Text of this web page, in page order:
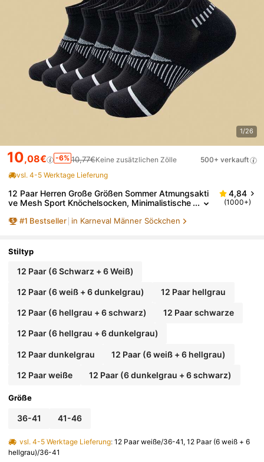
1/26
10,08€ -6% 10,77€Keine zusätzlichen Zölle
500+ verkauft
vsl. 4-5 Werktage Lieferung
12 Paar Herren Große Größen Sommer Atmungsakti
ve Mesh Sport Knöchelsocken, Minimalistische
mfort
4,84
(1000+)
#1 Bestseller in Karneval Männer Söckchen
Stiltyp
12 Paar (6 Schwarz + 6 Weiß)
12 Paar (6 weiß + 6 dunkelgrau) 12 Paar hellgrau
12 Paar (6 hellgrau + 6 schwarz) 12 Paar schwarze
12 Paar (6 hellgrau + 6 dunkelgrau)
12 Paar dunkelgrau 12 Paar (6 weiß + 6 hellgrau)
12 Paar weiße 12 Paar (6 dunkelgrau + 6 schwarz)
Größe
36-41 41-46
vsl. 4-5 Werktage Lieferung:12 Paar weiße/36-41, 12 Paar (6 weiß + 6
hellgrau)/36-41